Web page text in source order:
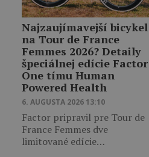
Najzaujímavejší bicykel
na Tour de France
Femmes 2026? Detaily
špeciálnej edície Factor
One tímu Human
Powered Health
6. AUGUSTA 2026 13:10
Factor pripravil pre Tour de
France Femmes dve
limitované edície…